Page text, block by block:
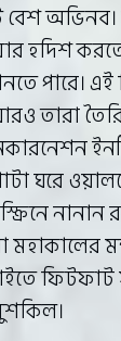
বেশ অভিনব।
হদিশ
পারে।
তারা
ঘরে
ফিটফাট